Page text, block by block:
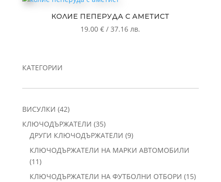
КОЛИЕ ПЕПЕРУДА С АМЕТИСТ
19.00€ /37.16лв.
КАТЕГОРИИ
ВИСУЛКИ 4242
продукта
КЛЮЧОДЪРЖАТЕЛИ 3535
продукта
ДРУГИ КЛЮЧОДЪРЖАТЕЛИ 99
продукта
КЛЮЧОДЪРЖАТЕЛИ НА МАРКИ АВТОМОБИЛИ
1111
продукта
КЛЮЧОДЪРЖАТЕЛИ НА ФУТБОЛНИ ОТБОРИ 1515